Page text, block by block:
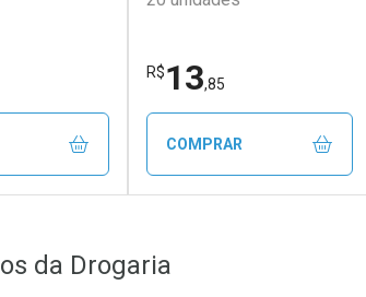
R$13,85
COMPRAR
Laboratório
Por Menos
da Drogaria